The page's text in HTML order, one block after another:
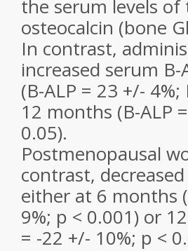
the serum levels of
osteocalcin (bone
In contrast,
increased serum
(B-ALP = 23 +/-
12 months (B-ALP
0.05).
Postmenopausal
contrast,
either at 6 months
9%; p < 0.001) or
= -22 +/- 10%; p <